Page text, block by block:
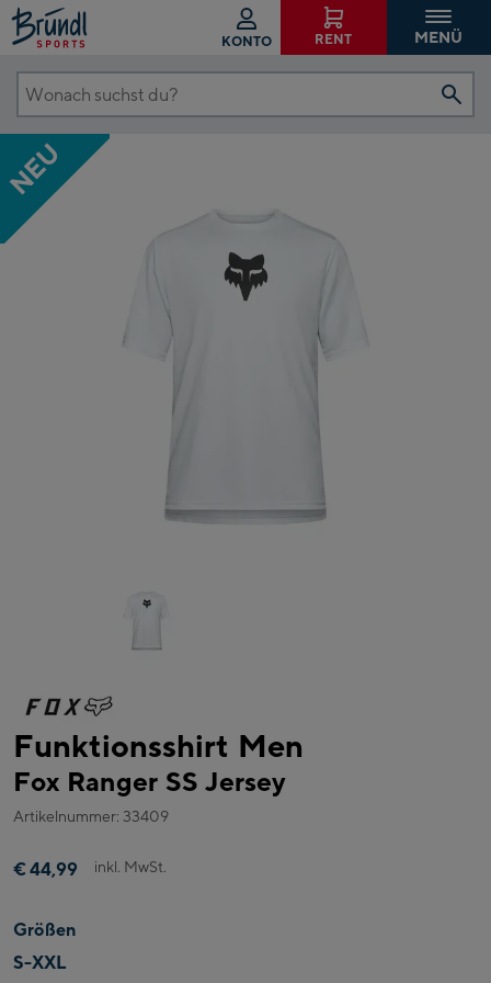
KONTO RENT MENÜ
Wonach
suchst
du?
NEU
Funktionsshirt Men
Fox Ranger SS Jersey
Artikelnummer: 33409
€ 44,99 inkl. MwSt.
Größen
S-XXL